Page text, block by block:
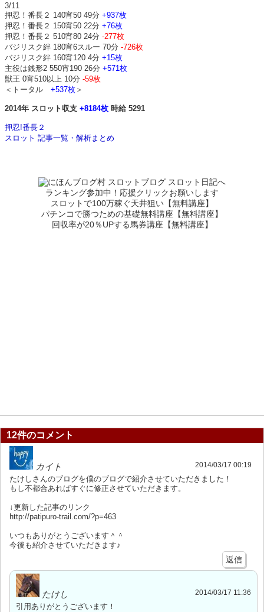
3/11
押忍！番長２ 140宵50 49分 +937枚
押忍！番長２ 150宵50 22分 +76枚
押忍！番長２ 510宵80 24分 -277枚
バジリスク絆 180宵6スルー 70分 -726枚
バジリスク絆 160宵120 4分 +15枚
主役は銭形2 550宵190 26分 +571枚
獣王 0宵510以上 10分 -59枚
＜トータル +537枚 ＞
2014年 スロット収支 +8184枚 時給 5291
押忍!番長２
スロット 記事一覧・解析まとめ
ランキング参加中！応援クリックお願いします
スロットで100万稼ぐ天井狙い【無料講座】
パチンコで勝つための基礎無料講座【無料講座】
回収率が20％UPする馬券講座【無料講座】
12件のコメント
カイト 2014/03/17 00:19
たけしさんのブログを僕のブログで紹介させていただきました！
もし不都合あればすぐに修正させていただきます。
↓更新した記事のリンク
http://patipuro-trail.com/?p=463
いつもありがとうございます＾＾
今後も紹介させていただきます♪
返信
たけし 2014/03/17 11:36
引用ありがとうございます！